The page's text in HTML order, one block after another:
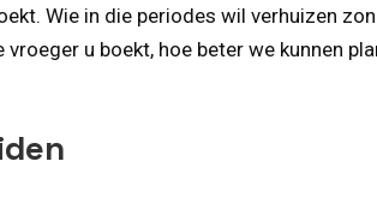
Wie in die periodes wil verhuizen
u boekt, hoe beter we kunnen